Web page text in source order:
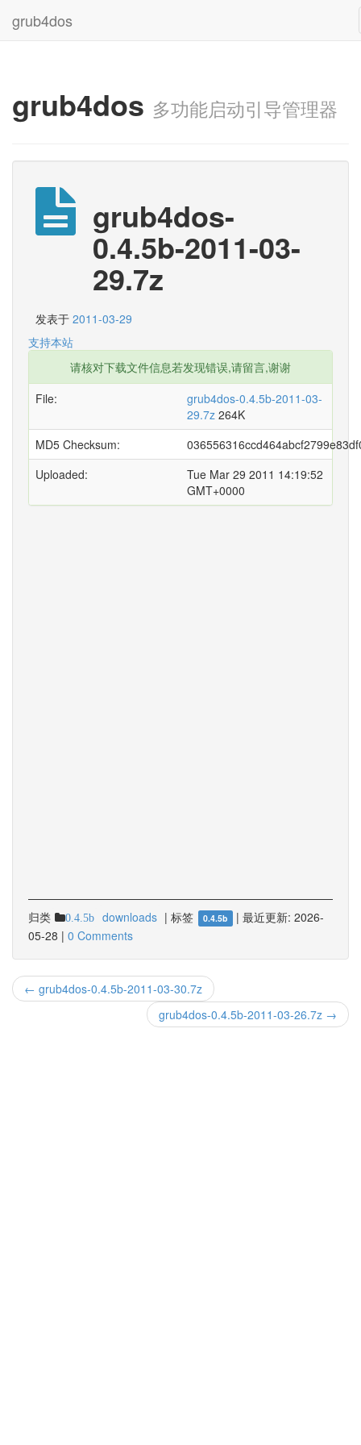
grub4dos
grub4dos 多功能启动引导管理器
grub4dos-
0.4.5b-2011-03-
29.7z
发表于 2011-03-29
支持本站
请核对下载文件信息若发现错误,请留言,谢谢
File:
grub4dos-0.4.5b-2011-03-
29.7z 264K
MD5 Checksum:
Uploaded:
Tue Mar 29 2011 14:19:52
GMT+0000
归类 0.4.5b downloads | 标签 0.4.5b | 最近更新: 2026-
05-28 | 0 Comments
← grub4dos-0.4.5b-2011-03-30.7z
grub4dos-0.4.5b-2011-03-26.7z →